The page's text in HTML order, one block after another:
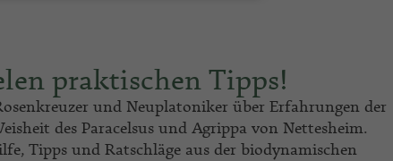
praktischen Tipps!
und Neuplatoniker über Erfahrungen der
des Paracelsus und Agrippa von Nettesheim.
Tipps und Ratschläge aus der biodynamischen